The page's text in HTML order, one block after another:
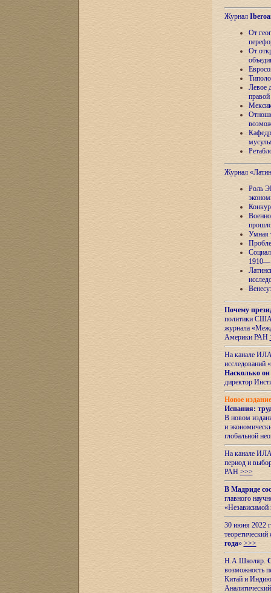
Журнал
От
От
Левое
Журнал
Роль
Умная
Почему
политики США
журнала
Америки РАН
На канале ИЛА
исследований «
Насколько он
директор
Новое
Испания:
В новом
и
глобальной
На канале
период и
РАН >>>
В Мадриде
главного
«Независимой
30 июня 2022
года» >>>
Н.А.Школяр.
возможность
Китай и